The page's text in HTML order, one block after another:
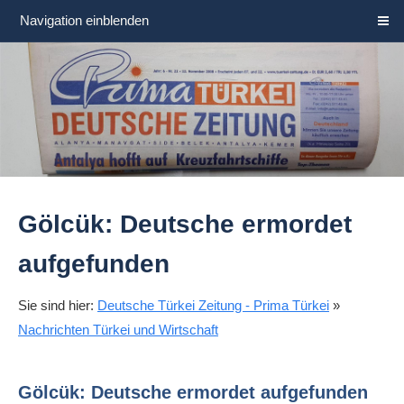
Navigation einblenden
Gölcük: Deutsche ermordet
aufgefunden
Sie sind hier: Deutsche Türkei Zeitung - Prima Türkei »
Nachrichten Türkei und Wirtschaft
Gölcük: Deutsche ermordet aufgefunden